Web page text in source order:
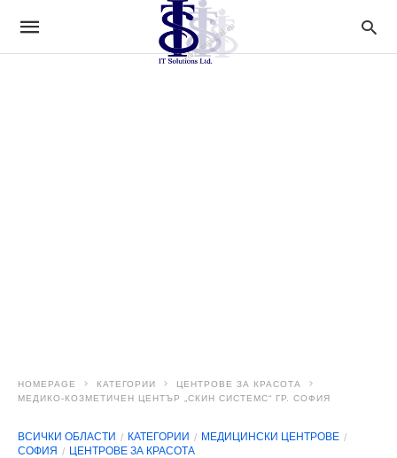
HOMEPAGE КАТЕГОРИИ
ЦЕНТРОВЕ ЗА КРАСОТА
МЕДИКО-КОЗМЕТИЧЕН ЦЕНТЪР „СКИН СИСТЕМС“ ГР. СОФИЯ
ВСИЧКИ ОБЛАСТИ КАТЕГОРИИ
МЕДИЦИНСКИ ЦЕНТРОВЕ
СОФИЯ
ЦЕНТРОВЕ ЗА КРАСОТА